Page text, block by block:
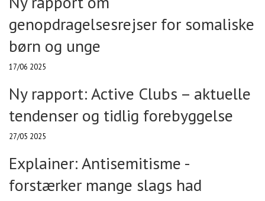
genopdragelsesrejser for somaliske
børn og unge
17/06 2025
Ny rapport: Active Clubs – aktuelle
tendenser og tidlig forebyggelse
27/05 2025
Explainer: Antisemitisme -
forstærker mange slags had